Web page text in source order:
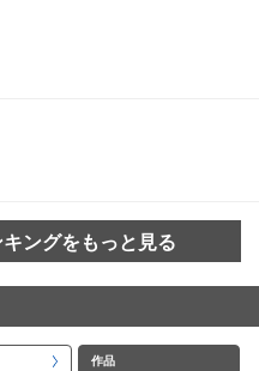
ングをもっと見る
作品